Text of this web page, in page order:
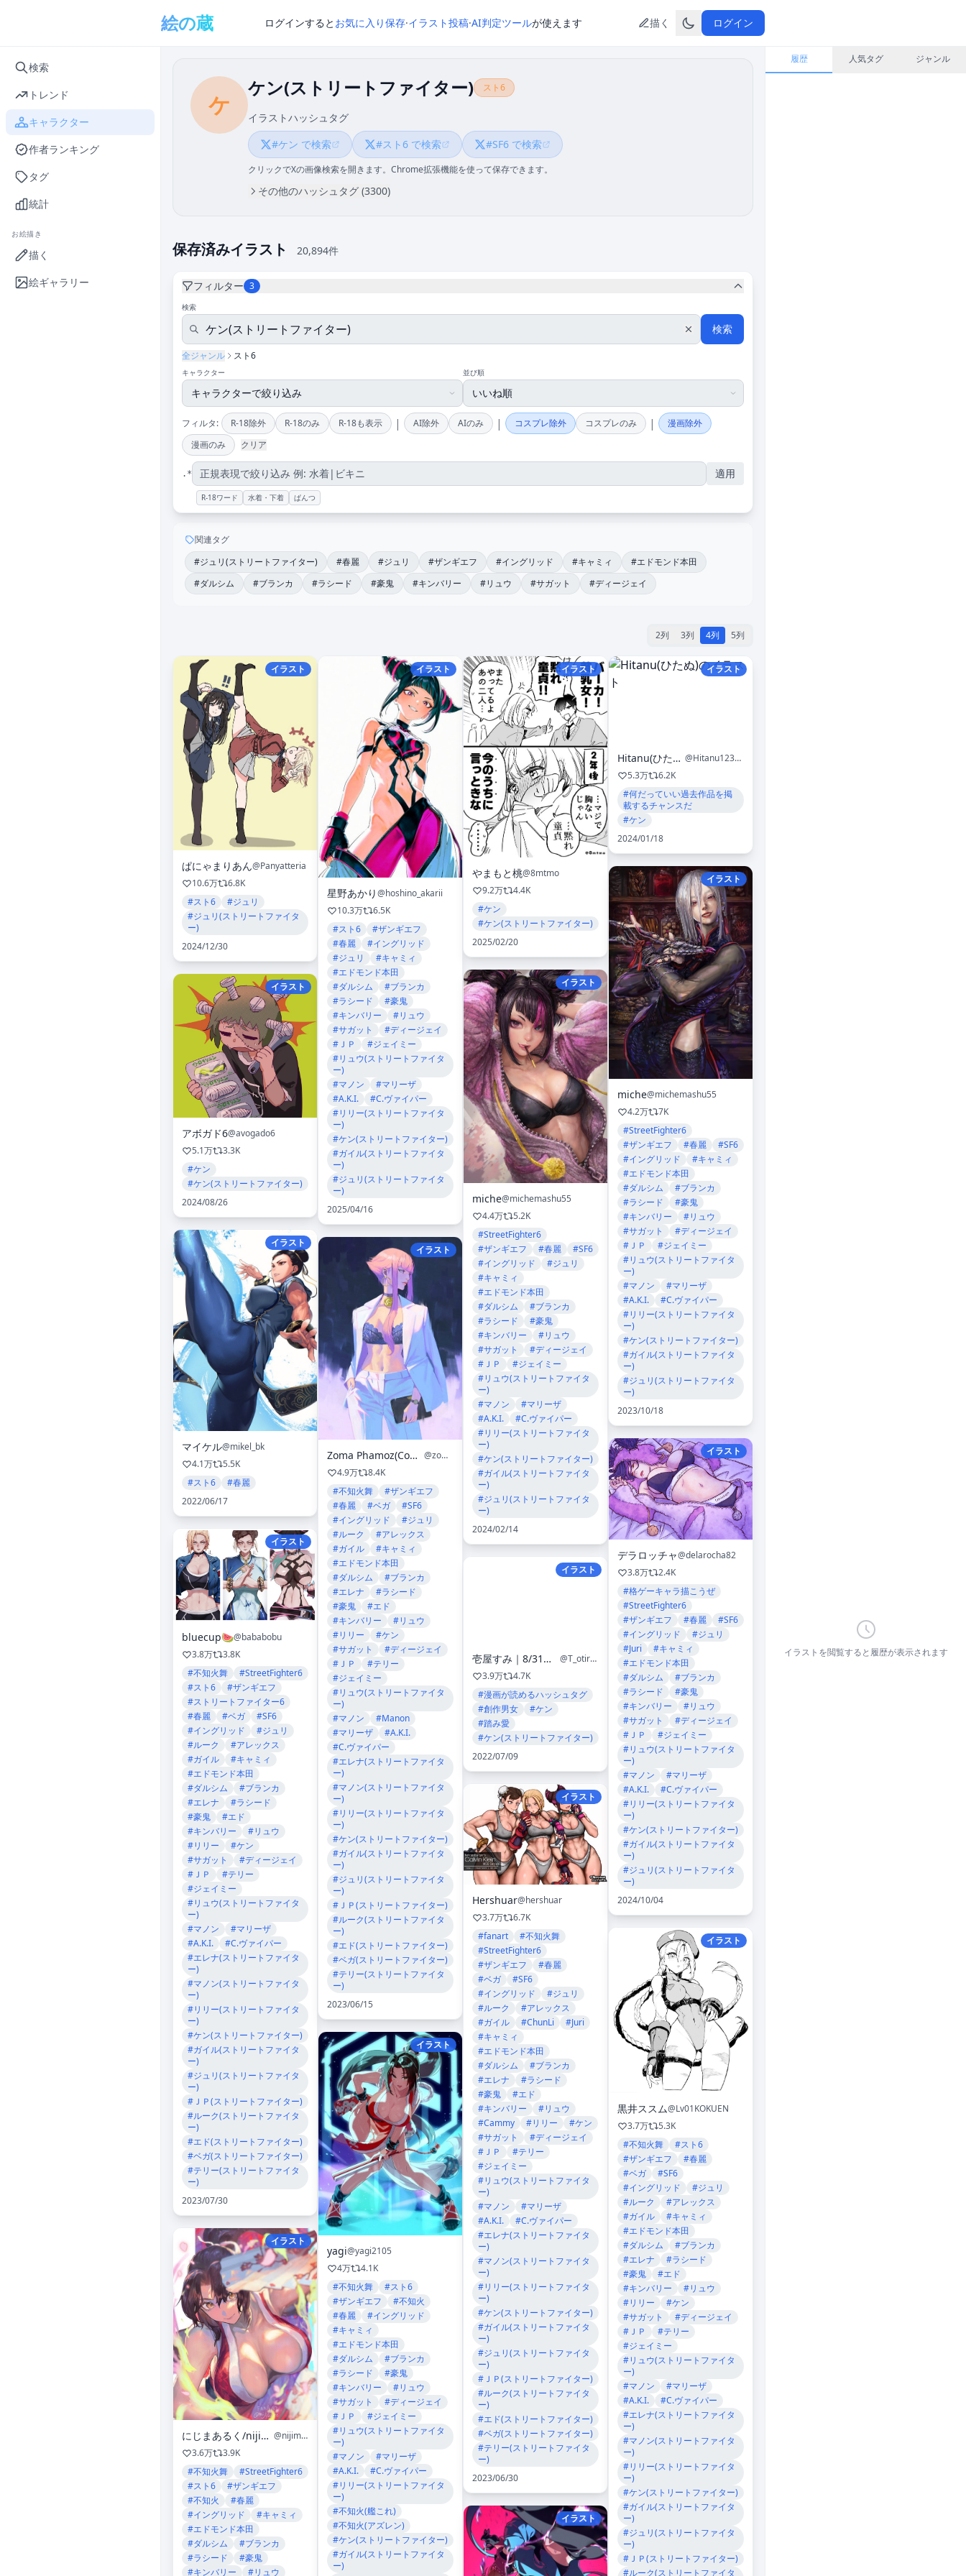
検索
トレンド
キャラクター
作者ランキング
タグ
統計
お絵描き
描く
絵ギャラリー
絵の蔵 ログインすると お気に入り保存·イラスト投稿·AI判定ツールが使えます 描く ログイン
ケ
ケン(ストリートファイター) スト6
イラストハッシュタグ
#ケン で検索
#スト6 で検索 #SF6 で検索
クリックでXの画像検索を開きます。Chrome拡張機能を使って保存できます。
その他のハッシュタグ (3300)
保存済みイラスト 20,894件
フィルター 3
検索
検索
全ジャンル スト6
キャラクター 並び順
フィルタ: R-18除外 R-18のみ R-18も表示 | AI除外 AIのみ | コスプレ除外 コスプレのみ |
漫画除外
漫画のみ
クリア
.* 適用
R-18ワード 水着・下着 ぱんつ
関連タグ
#ジュリ(ストリートファイター)
#春麗 #ジュリ #ザンギエフ #イングリッド #キャミィ
#エドモンド本田
#ダルシム
#ブランカ #ラシード #豪鬼 #キンバリー #リュウ #サガット #ディージェイ
2列 3列 4列 5列
イラスト
ぱにゃまりあん@Panyatteria
10.6万
6.8K
#スト6
#ジュリ
#ジュリ(ストリートファイタ
ー)
2024/12/30
イラスト
アボガド6@avogado6
5.1万
3.3K
#ケン
#ケン(ストリートファイター)
2024/08/26
イラスト
マイケル@mikel_bk
4.1万
5.5K
#スト6
#春麗
2022/06/17
イラスト
bluecup🍉@bababobu
3.8万
3.8K
#不知火舞
#StreetFighter6
#スト6
#ザンギエフ
#ストリートファイター6
#春麗
#ベガ
#SF6
#イングリッド
#ジュリ
#ルーク
#アレックス
#ガイル
#キャミィ
#エドモンド本田
#ダルシム
#ブランカ
#エレナ
#ラシード
#豪鬼
#エド
#キンバリー
#リュウ
#リリー
#ケン
#サガット
#ディージェイ
#ＪＰ
#テリー
#ジェイミー
#リュウ(ストリートファイタ
ー)
#マノン
#マリーザ
#A.K.I.
#C.ヴァイパー
#エレナ(ストリートファイタ
ー)
#マノン(ストリートファイタ
ー)
#リリー(ストリートファイタ
ー)
#ケン(ストリートファイター)
#ガイル(ストリートファイタ
ー)
#ジュリ(ストリートファイタ
ー)
#ＪＰ(ストリートファイター)
#ルーク(ストリートファイタ
ー)
#エド(ストリートファイター)
#ベガ(ストリートファイター)
#テリー(ストリートファイタ
ー)
2023/07/30
イラスト
にじまあるく/nijimaarc🈺
@nijimaarc
3.6万
3.9K
#不知火舞
#StreetFighter6
#スト6
#ザンギエフ
#不知火
#春麗
#イングリッド
#キャミィ
#エドモンド本田
#ダルシム
#ブランカ
#ラシード
#豪鬼
#キンバリー
#リュウ
イラスト
星野あかり@hoshino_akarii
10.3万
6.5K
#スト6
#ザンギエフ
#春麗
#イングリッド
#ジュリ
#キャミィ
#エドモンド本田
#ダルシム
#ブランカ
#ラシード
#豪鬼
#キンバリー
#リュウ
#サガット
#ディージェイ
#ＪＰ
#ジェイミー
#リュウ(ストリートファイタ
ー)
#マノン
#マリーザ
#A.K.I.
#C.ヴァイパー
#リリー(ストリートファイタ
ー)
#ケン(ストリートファイター)
#ガイル(ストリートファイタ
ー)
#ジュリ(ストリートファイタ
ー)
2025/04/16
イラスト
Zoma Phamoz(Commission Open)
@zomayuan
4.9万
8.4K
#不知火舞
#ザンギエフ
#春麗
#ベガ
#SF6
#イングリッド
#ジュリ
#ルーク
#アレックス
#ガイル
#キャミィ
#エドモンド本田
#ダルシム
#ブランカ
#エレナ
#ラシード
#豪鬼
#エド
#キンバリー
#リュウ
#リリー
#ケン
#サガット
#ディージェイ
#ＪＰ
#テリー
#ジェイミー
#リュウ(ストリートファイタ
ー)
#マノン
#Manon
#マリーザ
#A.K.I.
#C.ヴァイパー
#エレナ(ストリートファイタ
ー)
#マノン(ストリートファイタ
ー)
#リリー(ストリートファイタ
ー)
#ケン(ストリートファイター)
#ガイル(ストリートファイタ
ー)
#ジュリ(ストリートファイタ
ー)
#ＪＰ(ストリートファイター)
#ルーク(ストリートファイタ
ー)
#エド(ストリートファイター)
#ベガ(ストリートファイター)
#テリー(ストリートファイタ
ー)
2023/06/15
イラスト
yagi@yagi2105
4万
4.1K
#不知火舞
#スト6
#ザンギエフ
#不知火
#春麗
#イングリッド
#キャミィ
#エドモンド本田
#ダルシム
#ブランカ
#ラシード
#豪鬼
#キンバリー
#リュウ
#サガット
#ディージェイ
#ＪＰ
#ジェイミー
#リュウ(ストリートファイタ
ー)
#マノン
#マリーザ
#A.K.I.
#C.ヴァイパー
#リリー(ストリートファイタ
ー)
#不知火(艦これ)
#不知火(アズレン)
#ケン(ストリートファイター)
#ガイル(ストリートファイタ
ー)
イラスト
やまもと桃@8mtmo
9.2万
4.4K
#ケン
#ケン(ストリートファイター)
2025/02/20
イラスト
miche@michemashu55
4.4万
5.2K
#StreetFighter6
#ザンギエフ
#春麗
#SF6
#イングリッド
#ジュリ
#キャミィ
#エドモンド本田
#ダルシム
#ブランカ
#ラシード
#豪鬼
#キンバリー
#リュウ
#サガット
#ディージェイ
#ＪＰ
#ジェイミー
#リュウ(ストリートファイタ
ー)
#マノン
#マリーザ
#A.K.I.
#C.ヴァイパー
#リリー(ストリートファイタ
ー)
#ケン(ストリートファイター)
#ガイル(ストリートファイタ
ー)
#ジュリ(ストリートファイタ
ー)
2024/02/14
イラスト
壱屋すみ｜8/31更新
@T_otir58
3.9万
4.7K
#漫画が読めるハッシュタグ
#創作男女
#ケン
#踏み愛
#ケン(ストリートファイター)
2022/07/09
イラスト
Hershuar@hershuar
3.7万
6.7K
#fanart
#不知火舞
#StreetFighter6
#ザンギエフ
#春麗
#ベガ
#SF6
#イングリッド
#ジュリ
#ルーク
#アレックス
#ガイル
#ChunLi
#Juri
#キャミィ
#エドモンド本田
#ダルシム
#ブランカ
#エレナ
#ラシード
#豪鬼
#エド
#キンバリー
#リュウ
#Cammy
#リリー
#ケン
#サガット
#ディージェイ
#ＪＰ
#テリー
#ジェイミー
#リュウ(ストリートファイタ
ー)
#マノン
#マリーザ
#A.K.I.
#C.ヴァイパー
#エレナ(ストリートファイタ
ー)
#マノン(ストリートファイタ
ー)
#リリー(ストリートファイタ
ー)
#ケン(ストリートファイター)
#ガイル(ストリートファイタ
ー)
#ジュリ(ストリートファイタ
ー)
#ＪＰ(ストリートファイター)
#ルーク(ストリートファイタ
ー)
#エド(ストリートファイター)
#ベガ(ストリートファイター)
#テリー(ストリートファイタ
ー)
2023/06/30
イラスト
イラスト
Hitanu(ひたぬ)
@Hitanu12345
5.3万
6.2K
#何だっていい過去作品を掲
載するチャンスだ
#ケン
2024/01/18
イラスト
miche@michemashu55
4.2万
7K
#StreetFighter6
#ザンギエフ
#春麗
#SF6
#イングリッド
#キャミィ
#エドモンド本田
#ダルシム
#ブランカ
#ラシード
#豪鬼
#キンバリー
#リュウ
#サガット
#ディージェイ
#ＪＰ
#ジェイミー
#リュウ(ストリートファイタ
ー)
#マノン
#マリーザ
#A.K.I.
#C.ヴァイパー
#リリー(ストリートファイタ
ー)
#ケン(ストリートファイター)
#ガイル(ストリートファイタ
ー)
#ジュリ(ストリートファイタ
ー)
2023/10/18
イラスト
デラロッチャ@delarocha82
3.8万
2.4K
#格ゲーキャラ描こうぜ
#StreetFighter6
#ザンギエフ
#春麗
#SF6
#イングリッド
#ジュリ
#Juri
#キャミィ
#エドモンド本田
#ダルシム
#ブランカ
#ラシード
#豪鬼
#キンバリー
#リュウ
#サガット
#ディージェイ
#ＪＰ
#ジェイミー
#リュウ(ストリートファイタ
ー)
#マノン
#マリーザ
#A.K.I.
#C.ヴァイパー
#リリー(ストリートファイタ
ー)
#ケン(ストリートファイター)
#ガイル(ストリートファイタ
ー)
#ジュリ(ストリートファイタ
ー)
2024/10/04
イラスト
黒井ススム@Lv01KOKUEN
3.7万
5.3K
#不知火舞
#スト6
#ザンギエフ
#春麗
#ベガ
#SF6
#イングリッド
#ジュリ
#ルーク
#アレックス
#ガイル
#キャミィ
#エドモンド本田
#ダルシム
#ブランカ
#エレナ
#ラシード
#豪鬼
#エド
#キンバリー
#リュウ
#リリー
#ケン
#サガット
#ディージェイ
#ＪＰ
#テリー
#ジェイミー
#リュウ(ストリートファイタ
ー)
#マノン
#マリーザ
#A.K.I.
#C.ヴァイパー
#エレナ(ストリートファイタ
ー)
#マノン(ストリートファイタ
ー)
#リリー(ストリートファイタ
ー)
#ケン(ストリートファイター)
#ガイル(ストリートファイタ
ー)
#ジュリ(ストリートファイタ
ー)
#ＪＰ(ストリートファイター)
#ルーク(ストリートファイタ
履歴 人気タグ ジャンル
イラストを閲覧すると履歴が表示されます